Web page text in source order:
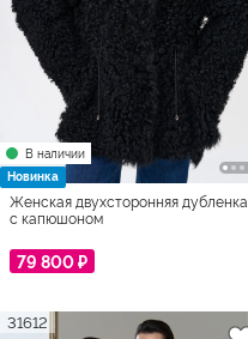
В наличии
Новинка
Женская двухсторонняя дубленка
с капюшоном
79 800 ₽
31612